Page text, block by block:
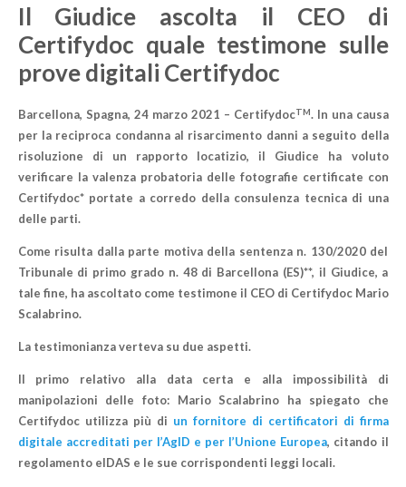
Il Giudice ascolta il CEO di
Certifydoc quale testimone sulle
prove digitali Certifydoc
Barcellona, ​​Spagna, 24 marzo 2021 – CertifydocTM. In una causa
per la reciproca condanna al risarcimento danni a seguito della
risoluzione di un rapporto locatizio, il Giudice ha voluto
verificare la valenza probatoria delle fotografie certificate con
Certifydoc* portate a corredo della consulenza tecnica di una
delle parti.
Come risulta dalla parte motiva della sentenza n. 130/2020 del
Tribunale di primo grado n. 48 di Barcellona (ES)**, il Giudice, a
tale fine, ha ascoltato come testimone il CEO di Certifydoc Mario
Scalabrino.
La testimonianza verteva su due aspetti.
Il primo relativo alla data certa e alla impossibilità di
manipolazioni delle foto: Mario Scalabrino ha spiegato che
Certifydoc utilizza più di un fornitore di certificatori di firma
digitale accreditati per l’AgID e per l’Unione Europea, citando il
regolamento eIDAS e le sue corrispondenti leggi locali.